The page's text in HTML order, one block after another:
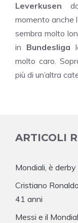
Leverkusen
momento anche
sembra molto
in Bundesliga
molto caro.
più di un’altra
ARTICOLI
Mondiali, è
Cristiano
41 anni
Messi e il